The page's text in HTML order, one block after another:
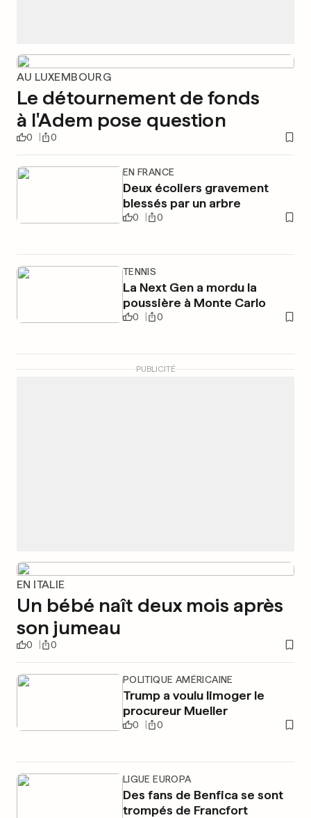
AU LUXEMBOURG
Le détournement de fonds
à l'Adem pose question
0 0
EN FRANCE
Deux écoliers gravement
blessés par un arbre
0 0
TENNIS
La Next Gen a mordu la
poussière à Monte Carlo
0 0
PUBLICITÉ
EN ITALIE
Un bébé naît deux mois après
son jumeau
0 0
POLITIQUE AMÉRICAINE
Trump a voulu limoger le
procureur Mueller
0 0
LIGUE EUROPA
Des fans de Benfica se sont
trompés de Francfort